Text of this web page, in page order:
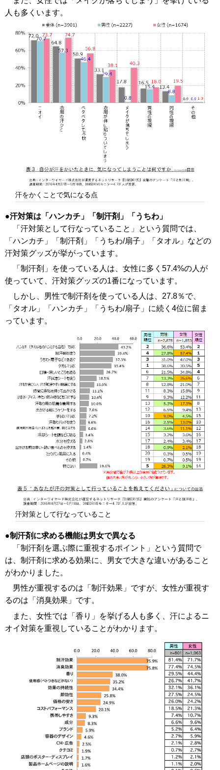
人も多くいます。
汗をかくことで気になる点
汗対策は「ハンカチ」「制汗剤」「うちわ」
「汗対策として行なっていること」という質問では、
「ハンカチ」「制汗剤」「うちわ/扇子」「タオル」などの
汗対策グッズが挙がっています。
「制汗剤」を使っている人は、女性に多く57.4%の人が
使っていて、汗対策グッズの1番になっています。
しかし、男性で制汗剤を使っている人は、27.8％で、
「タオル」「ハンカチ」「うちわ/扇子」に続く4位に留ま
っています。
汗対策として行なっていること
制汗剤に求める機能は男女で異なる
「制汗剤を選ぶ際に重視するポイント」という質問で
は、制汗剤に求める効果に、男女で大きな違いがあること
がわかりました。
男性が重視するのは「制汗効果」ですが、女性が重視す
るのは「消臭効果」です。
また、女性では「香り」を挙げる人も多く、汗によるニ
オイ対策を重視していることがわかります。